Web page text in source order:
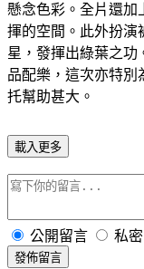
懸念色彩。全片還加
揮的空間。此外扮演
星，發揮出綠葉之功
品配樂，這次亦特別
托幫助甚大。
載入更多
公開留言 私
發佈留言